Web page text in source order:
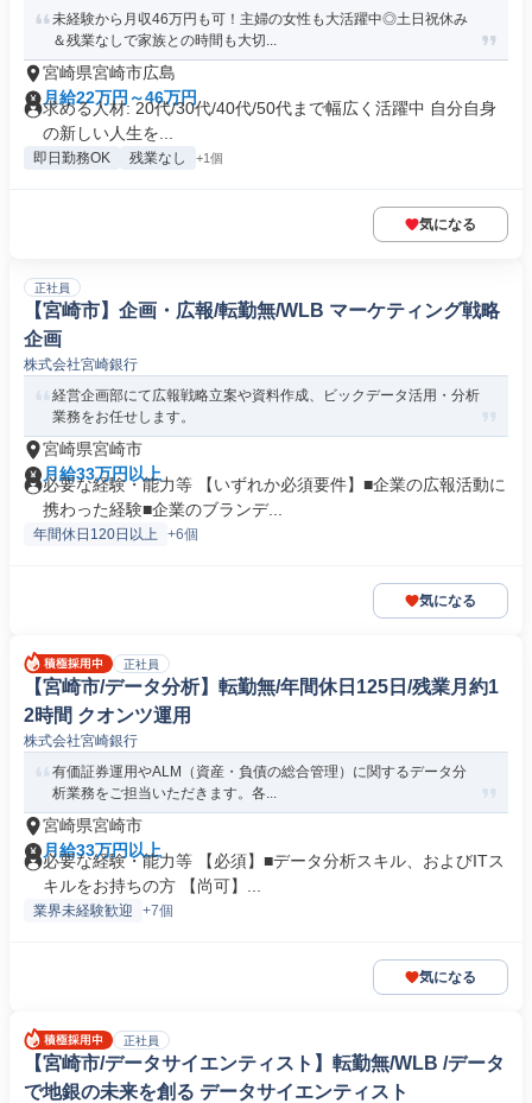
未経験から月収46万円も可！主婦の女性も大活躍中◎土日祝休み
＆残業なしで家族との時間も大切...
宮崎県宮崎市広島
月給22万円～46万円
求める人材: 20代/30代/40代/50代まで幅広く活躍中 自分自身
の新しい人生を...
即日勤務OK 残業なし +1個
気になる
正社員
【宮崎市】企画・広報/転勤無/WLB マーケティング戦略
企画
株式会社宮崎銀行
経営企画部にて広報戦略立案や資料作成、ビックデータ活用・分析
業務をお任せします。
宮崎県宮崎市
月給33万円以上
必要な経験・能力等 【いずれか必須要件】■企業の広報活動に
携わった経験■企業のブランデ...
年間休日120日以上 +6個
気になる
正社員
【宮崎市/データ分析】転勤無/年間休日125日/残業月約1
2時間 クオンツ運用
株式会社宮崎銀行
有価証券運用やALM（資産・負債の総合管理）に関するデータ分
析業務をご担当いただきます。各...
宮崎県宮崎市
月給33万円以上
必要な経験・能力等 【必須】■データ分析スキル、およびITス
キルをお持ちの方 【尚可】...
業界未経験歓迎 +7個
気になる
正社員
【宮崎市/データサイエンティスト】転勤無/WLB /データ
で地銀の未来を創る データサイエンティスト